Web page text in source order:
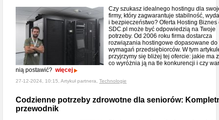
Czy szukasz idealnego hostingu dla
firmy, który zagwarantuje stabilność,
i bezpieczeństwo? Oferta Hosting Biznes
SDC.pl może być odpowiedzią na Twoje
potrzeby. Od 2006 roku firma dostarcza
rozwiązania hostingowe dopasowane do
wymagań przedsiębiorców. W tym
przyjrzymy się bliżej tej ofercie: jakie ma
co wyróżnia ją na tle konkurencji i czy
nią postawić? więcej
27-12-2024, 10:15, Artykuł partnera, Technologie
Codzienne potrzeby zdrowotne dla seniorów:
przewodnik